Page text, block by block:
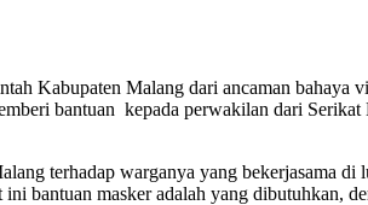
Malang dari ancaman bahaya
bantuan kepada perwakilan dari
terhadap warganya yang bekerjasama
bantuan masker adalah yang dibutuhkan,